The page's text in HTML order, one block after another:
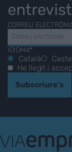
CORREU
IDIOMA*
Català
He llegit i
Subscriure's